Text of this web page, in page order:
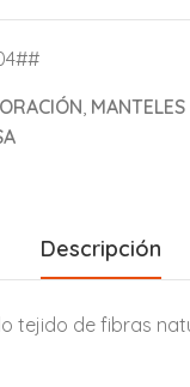
,
Descripción
tejido de fibras